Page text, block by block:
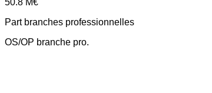
50.8 M€
Part branches professionnelles
OS/OP branche pro.